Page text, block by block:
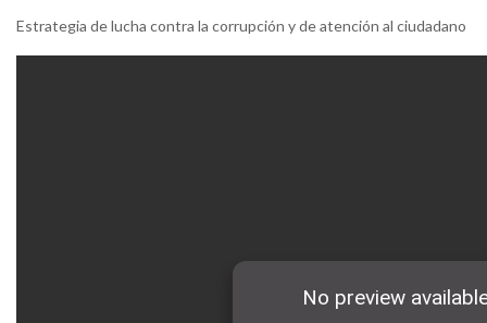
Estrategia de lucha contra la corrupción y de atención al ciudadano